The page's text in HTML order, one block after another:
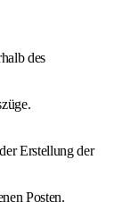
des
Erstellung der
Posten.